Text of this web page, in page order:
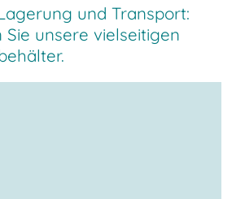
und Transport:
Sie unsere vielseitigen